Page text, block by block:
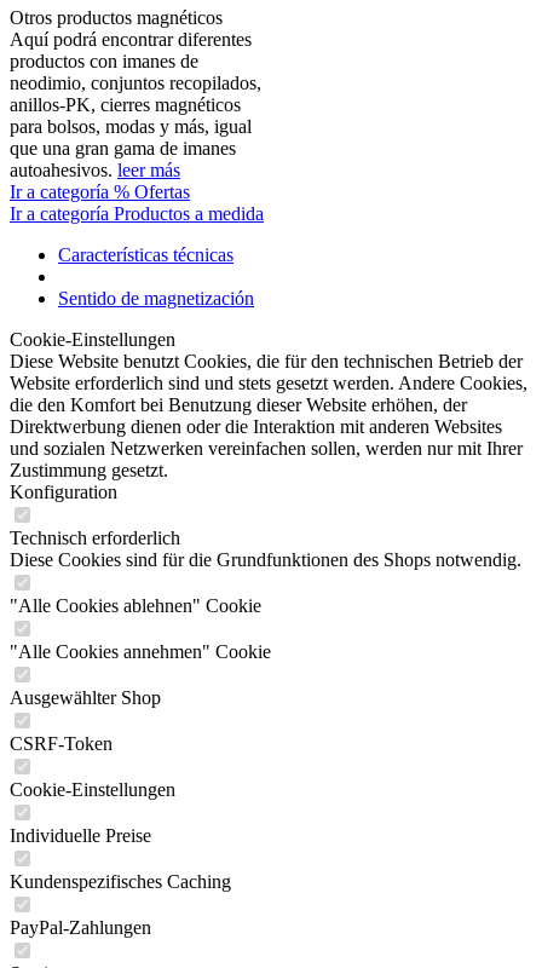
Otros productos magnéticos
Aquí podrá encontrar diferentes
productos con imanes de
neodimio, conjuntos recopilados,
anillos-PK, cierres magnéticos
para bolsos, modas y más, igual
que una gran gama de imanes
autoahesivos. leer más
Ir a categoría % Ofertas
Ir a categoría Productos a medida
Características técnicas
Sentido de magnetización
Cookie-Einstellungen
Diese Website benutzt Cookies, die für den technischen Betrieb der
Website erforderlich sind und stets gesetzt werden. Andere Cookies,
die den Komfort bei Benutzung dieser Website erhöhen, der
Direktwerbung dienen oder die Interaktion mit anderen Websites
und sozialen Netzwerken vereinfachen sollen, werden nur mit Ihrer
Zustimmung gesetzt.
Konfiguration
Technisch erforderlich
Diese Cookies sind für die Grundfunktionen des Shops notwendig.
"Alle Cookies ablehnen" Cookie
"Alle Cookies annehmen" Cookie
Ausgewählter Shop
CSRF-Token
Cookie-Einstellungen
Individuelle Preise
Kundenspezifisches Caching
PayPal-Zahlungen